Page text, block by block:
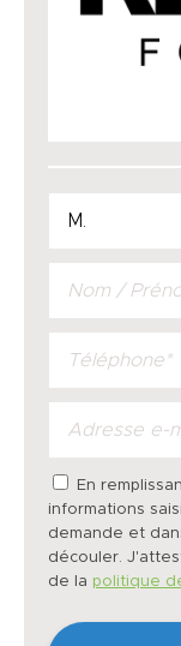
En
informations
demande et
découler.
de la politique